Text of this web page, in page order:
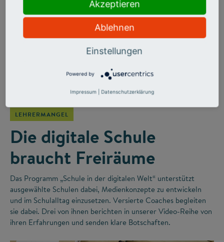
LEHRERMANGEL
Die digitale Schule
braucht Freiräume
Das Programm „Schule in der digitalen Welt“ unterstützt
ausgewählte Schulen dabei, Medienkonzepte zu entwickeln
und im Schulalltag einzusetzen. Versierte Coaches begleiten
sie dabei. Drei von ihnen berichten in unserer Video-Reihe von
ihren Erfahrungen und senden klare Botschaften.
Akzeptieren
Ablehnen
Einstellungen
Powered by
Impressum Datenschutzerklärung